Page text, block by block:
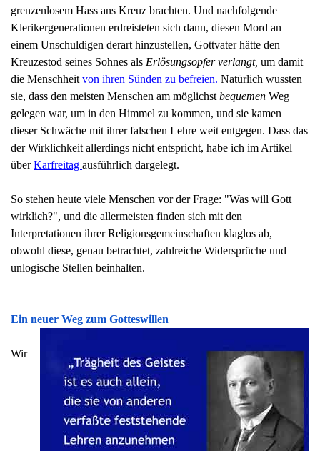
grenzenlosem Hass ans Kreuz brachten. Und nachfolgende
Klerikergenerationen erdreisteten sich dann, diesen Mord an
einem Unschuldigen derart hinzustellen, Gottvater hätte den
Kreuzestod seines Sohnes als Erlösungsopferverlangt, um damit
die Menschheitvon ihren Sünden zu befreien. Natürlich wussten
sie, dass den meisten Menschen am möglichstbequemen Weg
gelegen war, um in den Himmel zu kommen, und sie kamen
dieser Schwäche mit ihrer falschen Lehre weit entgegen. Dass das
der Wirklichkeit allerdings nicht entspricht, habe ich im Artikel
überKarfreitag ausführlich dargelegt.
So stehen heute viele Menschen vor der Frage: "Was will Gott
wirklich?", und die allermeisten finden sich mit den
Interpretationen ihrer Religionsgemeinschaften klaglos ab,
obwohl diese, genau betrachtet, zahlreiche Widersprüche und
unlogische Stellen beinhalten.
Ein neuer Weg zum Gotteswillen
Wir